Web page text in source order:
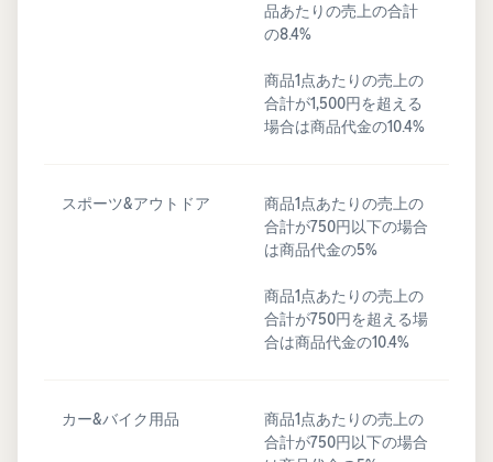
品あたりの売上の合計
の8.4%
商品1点あたりの売上の
合計が1,500円を超える
場合は商品代金の10.4%
スポーツ&アウトドア
商品1点あたりの売上の
合計が750円以下の場合
は商品代金の5%
商品1点あたりの売上の
合計が750円を超える場
合は商品代金の10.4%
カー&バイク用品
商品1点あたりの売上の
合計が750円以下の場合